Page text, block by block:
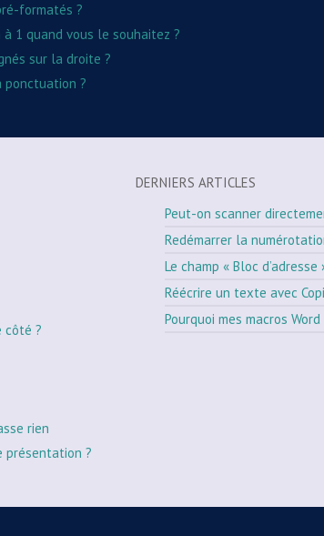
formatés ?
1 quand vous le souhaitez ?
sur la droite ?
ponctuation ?
côté ?
rien
présentation ?
DERNIERS ARTICLES
Peut-on scanner
Redémarrer la
Le champ « Bloc
Réécrire un texte avec
Pourquoi mes macros